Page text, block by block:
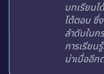
บทเรียน
โต้ตอบ ซึ่
ลำดับในก
การเรียน
น่าเบื่ออีก